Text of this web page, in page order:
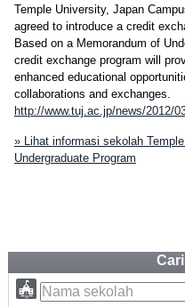
Temple University, Japan
agreed to introduce a credit
Based on a Memorandum of
credit exchange program will
enhanced educational
collaborations and exchanges.
http://www.tuj.ac.jp/news/2012/
» Lihat informasi sekolah
Undergraduate Program